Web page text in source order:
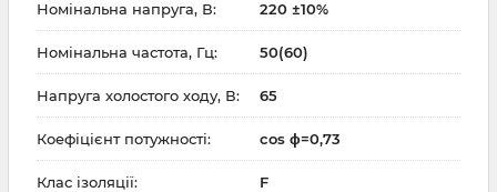
Номінальна напруга, В: 220 ±10%
Номінальна частота, Гц: 50(60)
Напруга холостого ходу, В: 65
Коефіцієнт потужності: cos ϕ=0,73
Клас ізоляції: F